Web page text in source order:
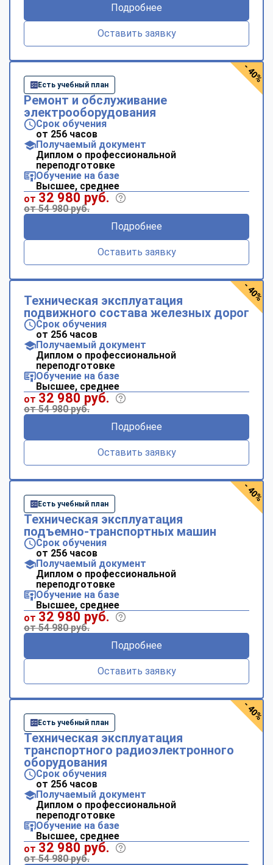
Подробнее
Оставить заявку
Есть учебный план
Ремонт и обслуживание
электрооборудования
Срок обучения
от 256 часов
Получаемый документ
Диплом о профессиональной
переподготовке
Обучение на базе
Высшее, среднее
от 32 980 руб.
от 54 980 руб.
Подробнее
Оставить заявку
- 40%
Техническая эксплуатация
подвижного состава железных дорог
Срок обучения
от 256 часов
Получаемый документ
Диплом о профессиональной
переподготовке
Обучение на базе
Высшее, среднее
от 32 980 руб.
от 54 980 руб.
Подробнее
Оставить заявку
- 40%
Есть учебный план
Техническая эксплуатация
подъемно-транспортных машин
Срок обучения
от 256 часов
Получаемый документ
Диплом о профессиональной
переподготовке
Обучение на базе
Высшее, среднее
от 32 980 руб.
от 54 980 руб.
Подробнее
Оставить заявку
- 40%
Есть учебный план
Техническая эксплуатация
транспортного радиоэлектронного
оборудования
Срок обучения
от 256 часов
Получаемый документ
Диплом о профессиональной
переподготовке
Обучение на базе
Высшее, среднее
от 32 980 руб.
от 54 980 руб.
- 40%